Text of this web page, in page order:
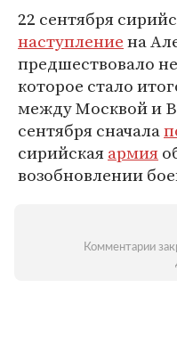
22 сентября
наступлениена
предшествовало
которое стало
между Москвой и
сентября сначала
сирийскаяармия
возобновлении
Комментарии